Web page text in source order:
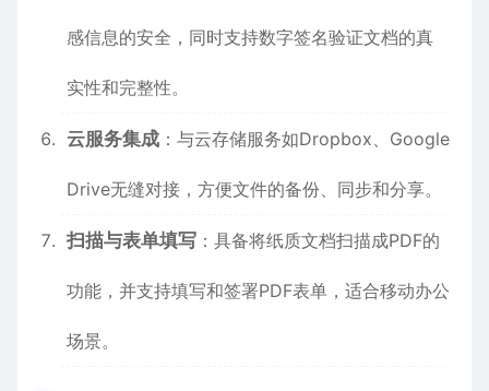
感信息的安全，同时支持数字签名验证文档的真
实性和完整性。
云服务集成 ：与云存储服务如Dropbox、Google
Drive无缝对接，方便文件的备份、同步和分享。
扫描与表单填写 ：具备将纸质文档扫描成PDF的
功能，并支持填写和签署PDF表单，适合移动办公
场景。